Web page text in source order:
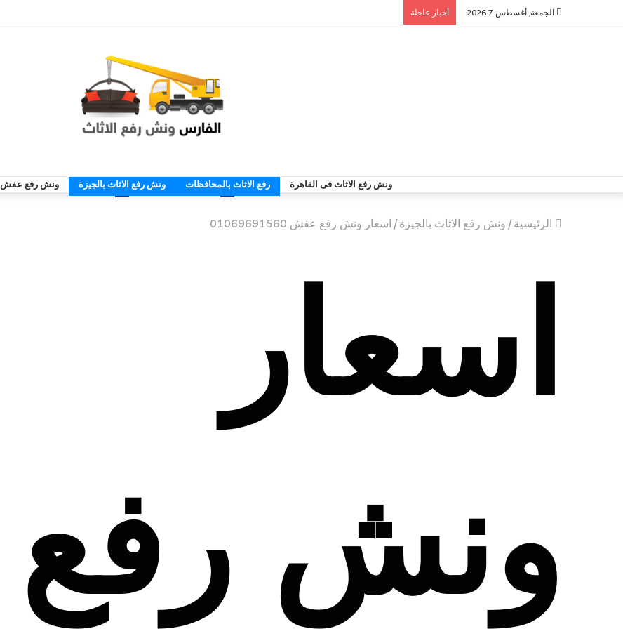
الجمعة, أغسطس 7 2026 أخبار عاجلة
ونش رفع الاثاث فى القاهرة رفع الاثاث بالمحافظات ونش رفع الاثاث بالجيزة ونش رفع عفش
الرئيسية / ونش رفع الاثاث بالجيزة / اسعار ونش رفع عفش 01069691560
اسعار
ونش رفع